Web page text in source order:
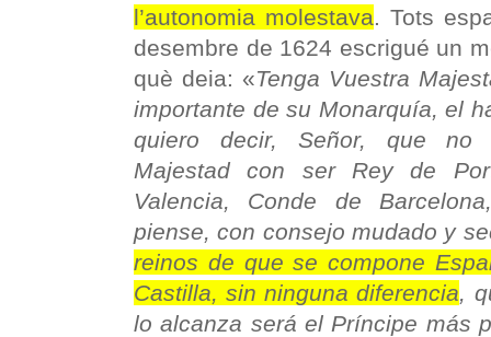
l’autonomia molestava. Tots
desembre de 1624 escrigué un
què deia: «Tenga Vuestra
importante de su Monarquía, el
quiero decir, Señor, que no
Majestad con ser Rey de
Valencia, Conde de
piense, con consejo mudado y
reinos de que se compone
Castilla, sin ninguna diferencia,
lo alcanza será el Príncipe más